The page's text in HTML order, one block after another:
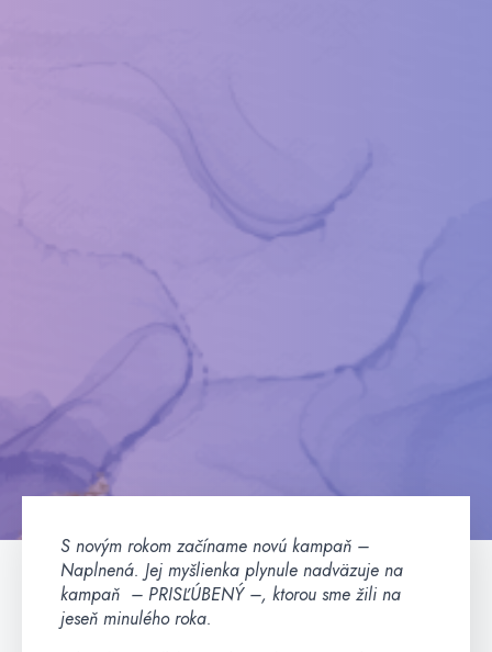
S novým rokom začíname novú kampaň –
Naplnená. Jej myšlienka plynule nadväzuje na
kampaň – PRISĽÚBENÝ –, ktorou sme žili na
jeseň minulého roka.